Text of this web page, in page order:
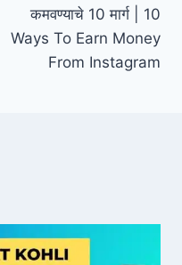
कमवण्याचे 10 मार्ग | 10
Ways To Earn Money
From Instagram